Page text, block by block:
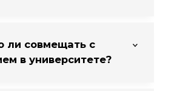
ли совмещать с
в университете?